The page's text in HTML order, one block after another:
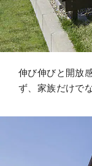
伸び伸びと開放
ず、家族だけで